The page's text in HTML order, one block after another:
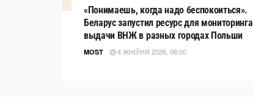
«Понимаешь, когда надо беспокоиться».
Беларус запустил ресурс для мониторинга
выдачи ВНЖ в разных городах Польши
MOST 4 ЖНІЎНЯ 2026, 08:00